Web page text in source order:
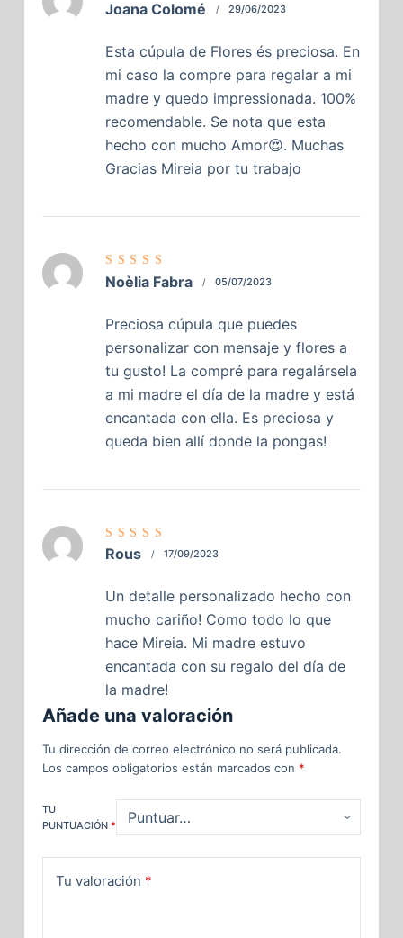
con5de
Joana Colomé 29/06/2023
Esta cúpula de Flores és preciosa. En
mi caso la compre para regalar a mi
madre y quedo impressionada. 100%
recomendable. Se nota que esta
hecho con mucho Amor😍. Muchas
Gracias Mireia por tu trabajo
Valorado
con5de
Noèlia Fabra 05/07/2023
Preciosa cúpula que puedes
personalizar con mensaje y flores a
tu gusto! La compré para regalársela
a mi madre el día de la madre y está
encantada con ella. Es preciosa y
queda bien allí donde la pongas!
con
5
de
Rous 17/09/2023
Un detalle personalizado hecho con
mucho cariño! Como todo lo que
hace Mireia. Mi madre estuvo
encantada con su regalo del día de
la madre!
Añade una valoración
Tu dirección de correo electrónico no será publicada.
Los campos obligatorios están marcados con *
TU
PUNTUACIÓN *
Tu valoración *